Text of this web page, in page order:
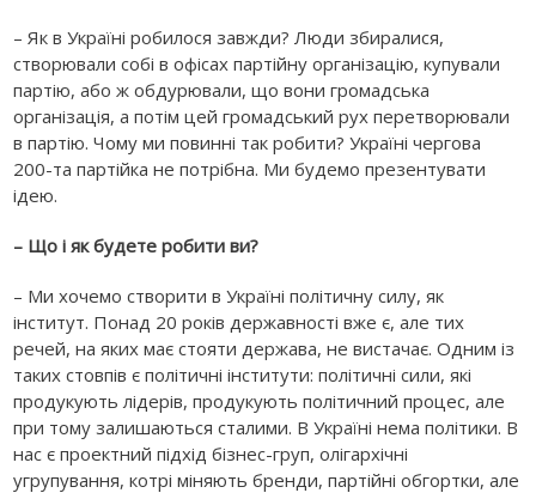
– Як в Україні робилося завжди? Люди збиралися,
створювали собі в офісах партійну організацію, купували
партію, або ж обдурювали, що вони громадська
організація, а потім цей громадський рух перетворювали
в партію. Чому ми повинні так робити? Україні чергова
200-та партійка не потрібна. Ми будемо презентувати
ідею.
– Що і як будете робити ви?
– Ми хочемо створити в Україні політичну силу, як
інститут. Понад 20 років державності вже є, але тих
речей, на яких має стояти держава, не вистачає. Одним із
таких стовпів є політичні інститути: політичні сили, які
продукують лідерів, продукують політичний процес, але
при тому залишаються сталими. В Україні нема політики. В
нас є проектний підхід бізнес-груп, олігархічні
угрупування, котрі міняють бренди, партійні обгортки, але